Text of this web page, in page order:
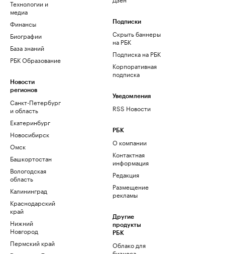
Технологии и
медиа
Финансы
Биографии
База знаний
РБК Образование
Новости
регионов
Санкт-Петербург
и область
Екатеринбург
Новосибирск
Омск
Башкортостан
Вологодская
область
Калининград
Краснодарский
край
Нижний
Новгород
Пермский край
Подписки
Скрыть баннеры
на РБК
Подписка на РБК
Корпоративная
подписка
Уведомления
RSS Новости
РБК
О компании
Контактная
информация
Редакция
Размещение
рекламы
Другие
продукты
РБК
Облако для